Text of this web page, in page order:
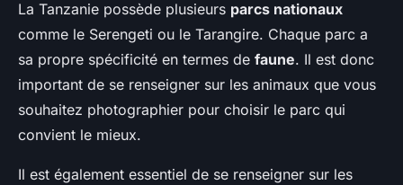
La Tanzanie possède plusieurs parcs nationaux
comme le Serengeti ou le Tarangire. Chaque parc a
sa propre spécificité en termes de faune. Il est donc
important de se renseigner sur les animaux que vous
souhaitez photographier pour choisir le parc qui
convient le mieux.
Il est également essentiel de se renseigner sur les